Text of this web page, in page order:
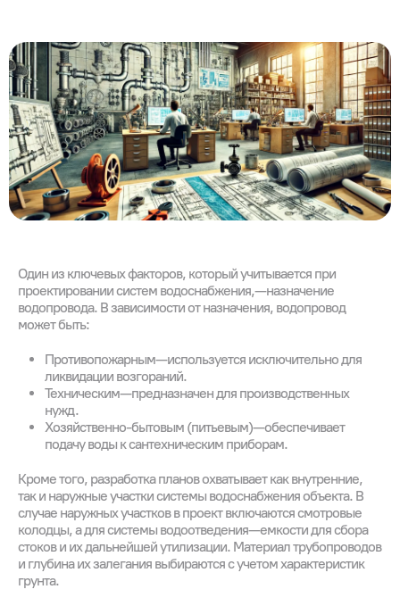
Один из ключевых факторов, который учитывается при
проектировании систем водоснабжения, — назначение
водопровода. В зависимости от назначения, водопровод
может быть:
Противопожарным — используется исключительно для
ликвидации возгораний.
Техническим — предназначен для производственных
нужд.
Хозяйственно-бытовым (питьевым) — обеспечивает
подачу воды к сантехническим приборам.
Кроме того, разработка планов охватывает как внутренние,
так и наружные участки системы водоснабжения объекта. В
случае наружных участков в проект включаются смотровые
колодцы, а для системы водоотведения — емкости для сбора
стоков и их дальнейшей утилизации. Материал трубопроводов
и глубина их залегания выбираются с учетом характеристик
грунта.